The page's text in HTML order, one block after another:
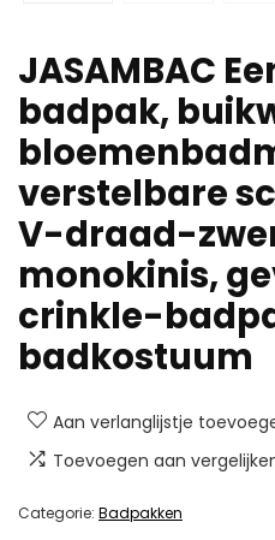
JASAMBAC
badpak,
verstelbare
V-draad-
monokinis,
crinkle-
badkostuum
Aan verlanglijstje
Toevoegen aan
Categorie: Badpakken